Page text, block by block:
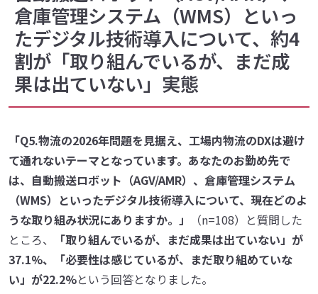
倉庫管理システム（WMS）といっ
たデジタル技術導入について、約4
割が「取り組んでいるが、まだ成
果は出ていない」実態
「Q5.物流の2026年問題を見据え、工場内物流のDXは避け
て通れないテーマとなっています。あなたのお勤め先で
は、自動搬送ロボット（AGV/AMR）、倉庫管理システム
（WMS）といったデジタル技術導入について、現在どのよ
うな取り組み状況にありますか。」
（n=108）と質問した
ところ、
「取り組んでいるが、まだ成果は出ていない」が
37.1%、「必要性は感じているが、まだ取り組めていな
い」が22.2%という回答となりました。